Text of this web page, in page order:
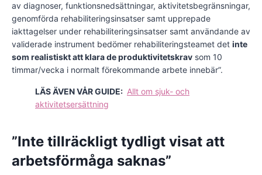
av diagnoser, funktionsnedsättningar, aktivitetsbegränsningar,
genomförda rehabiliteringsinsatser samt upprepade
iakttagelser under rehabiliteringsinsatser samt användande av
validerade instrument bedömer rehabiliteringsteamet det inte
som realistiskt att klara de produktivitetskrav som 10
timmar/vecka i normalt förekommande arbete innebär”.
LÄS ÄVEN VÅR GUIDE: Allt om sjuk- och
aktivitetsersättning
”Inte tillräckligt tydligt visat att
arbetsförmåga saknas”